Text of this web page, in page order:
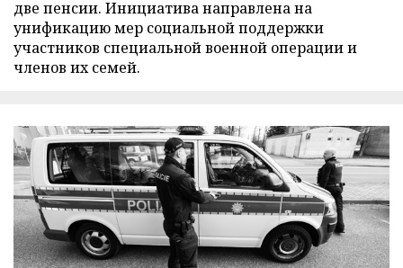
две пенсии. Инициатива направлена на
унификацию мер социальной поддержки
участников специальной военной операции и
членов их семей.